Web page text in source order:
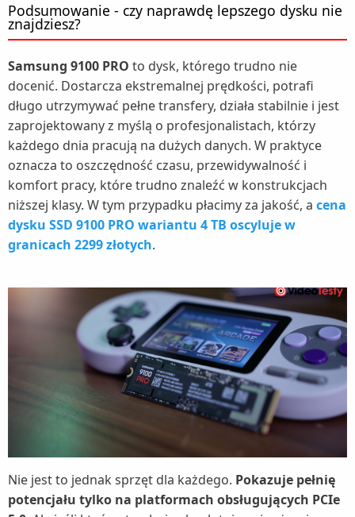
Podsumowanie - czy naprawdę lepszego dysku nie
znajdziesz?
Samsung 9100 PRO to dysk, którego trudno nie
docenić. Dostarcza ekstremalnej prędkości, potrafi
długo utrzymywać pełne transfery, działa stabilnie i jest
zaprojektowany z myślą o profesjonalistach, którzy
każdego dnia pracują na dużych danych. W praktyce
oznacza to oszczędność czasu, przewidywalność i
komfort pracy, które trudno znaleźć w konstrukcjach
niższej klasy. W tym przypadku płacimy za jakość, a cena
dysku SSD 9100 PRO wariantu 4 TB oscyluje w
granicach 2299 złotych.
Nie jest to jednak sprzęt dla każdego. Pokazuje pełnię
potencjału tylko na platformach obsługujących PCIe